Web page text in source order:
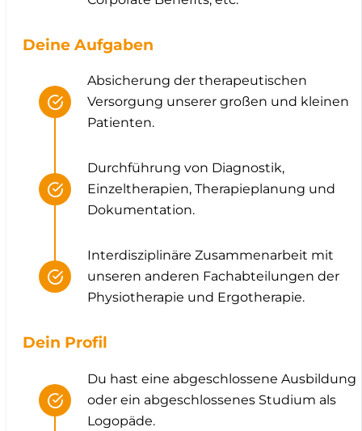
Deine Aufgaben
Absicherung der therapeutischen
Versorgung unserer großen und kleinen
Patienten.
Durchführung von Diagnostik,
Einzeltherapien, Therapieplanung und
Dokumentation.
Interdisziplinäre Zusammenarbeit mit
unseren anderen Fachabteilungen der
Physiotherapie und Ergotherapie.
Dein Profil
Du hast eine abgeschlossene Ausbildung
oder ein abgeschlossenes Studium als
Logopäde.